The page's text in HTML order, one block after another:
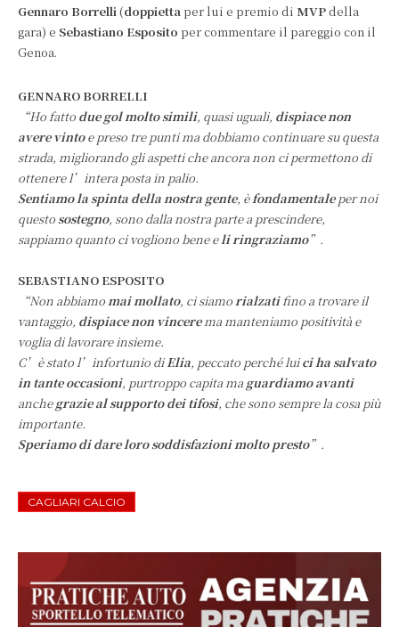
Gennaro Borrelli (doppiettaper lui e premio di MVPdella
gara) e Sebastiano Esposito per commentare il pareggio con il
Genoa.
GENNARO BORRELLI
“Ho fatto due gol molto simili, quasi uguali, dispiace non
avere vintoe preso tre punti ma dobbiamo continuare su questa
strada, migliorando gli aspetti che ancora non ci permettono di
ottenere l’intera posta in palio.
Sentiamo la spinta della nostra gente, èfondamentaleper noi
questosostegno, sono dalla nostra parte a prescindere,
sappiamo quanto ci vogliono bene eli ringraziamo”.
SEBASTIANO ESPOSITO
“Non abbiamomai mollato, ci siamorialzatifino a trovare il
vantaggio, dispiace non vincerema manteniamo positività e
voglia di lavorare insieme.
C’è stato l’infortunio diElia, peccato perché luici ha salvato
in tante occasioni, purtroppo capita ma guardiamo avanti
anchegrazie al supporto dei tifosi, che sono sempre la cosa più
importante.
Speriamo di dare loro soddisfazioni molto presto”.
CAGLIARI CALCIO